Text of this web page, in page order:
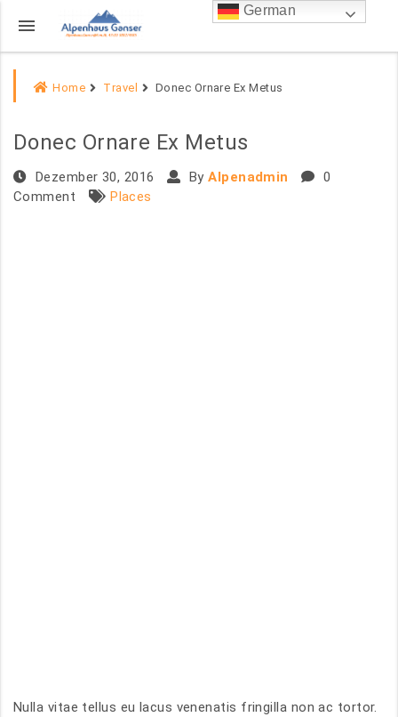
menu
Home Travel Donec Ornare Ex Metus
Donec Ornare Ex Metus
Dezember 30, 2016 ByAlpenadmin
0
Comment
Places
Nulla vitae tellus eu lacus venenatis fringilla non ac tortor.
German